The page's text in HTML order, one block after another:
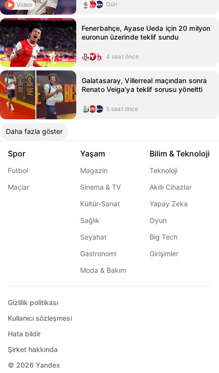
Video Dün
Fenerbahçe, Ayase Ueda için 20 milyon
euronun üzerinde teklif sundu
4 saat önce
Galatasaray, Villerreal maçından sonra
Renato Veiga'ya teklif sorusu yöneltti
5 saat önce
Daha fazla göster
Spor
Futbol
Maçlar
Yaşam
Magazin
Sinema & TV
Kültür-Sanat
Sağlık
Seyahat
Gastronomi
Moda & Bakım
Bilim & Teknoloji
Teknoloji
Akıllı Cihazlar
Yapay Zeka
Oyun
Big Tech
Girişimler
© 2026 Yandex
Gizlilik politikası
Kullanıcı sözleşmesi
Hata bildir
Şirket hakkında